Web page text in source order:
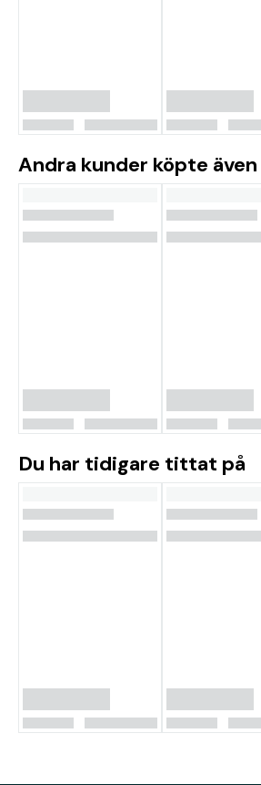
Andra kunder köpte även
Du har tidigare tittat på